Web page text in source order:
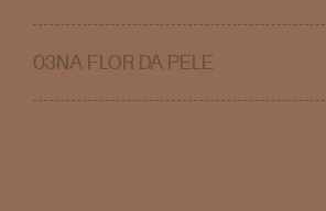
03NA FLOR DA PELE